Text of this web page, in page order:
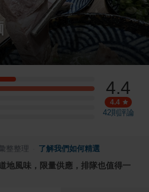
4.4
4.4
42則評論
整整理 了解我們如何精選
地風味，限量供應，排隊也值得一